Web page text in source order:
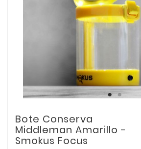
Bote Conserva
Middleman Amarillo -
Smokus Focus